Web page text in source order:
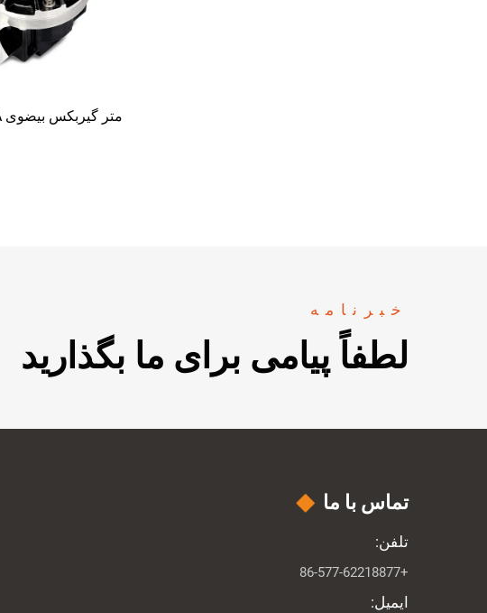
متر گیربکس بیضوی ZCOGM-A
خبرنامه
لطفاً پیامی برای ما بگذارید
تماس با ما
تلفن:
+86-577-62218877
ایمیل: